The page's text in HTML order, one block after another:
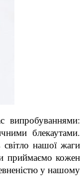
випробуваннями:
блекаутами.
нашої жаги
приймаємо кожен
у нашому